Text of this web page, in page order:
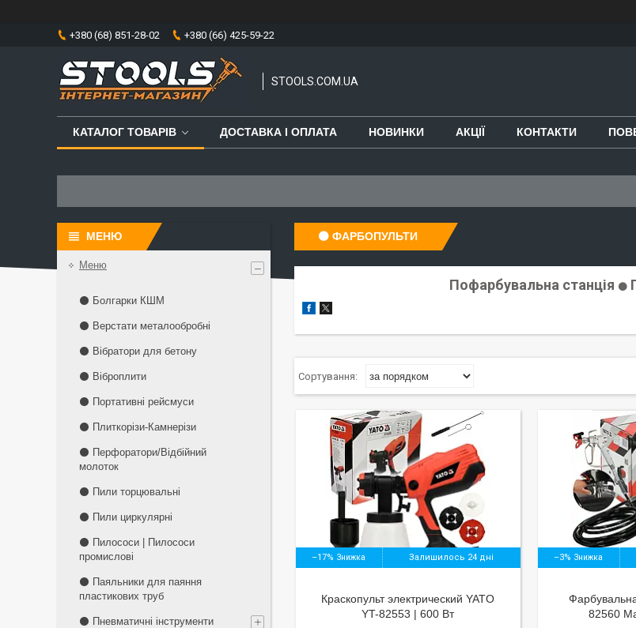
+380 (68) 851-28-02 +380 (66) 425-59-22
STOOLS.COM.UA
КАТАЛОГ ТОВАРІВ ДОСТАВКА І ОПЛАТА НОВИНКИ АКЦІЇ КОНТАКТИ
⚫ ФАРБОПУЛЬТИ
Пофарбувальна станція ⚫
–17% Залишилось 24 дні
Краскопульт электрический YATO
YT-82553 | 600 Вт
–3%
82560
Меню
⚫ Болгарки КШМ
⚫ Верстати металообробні
⚫ Вібратори для бетону
⚫ Віброплити
⚫ Портативні рейсмуси
⚫ Плиткорізи-Камнерізи
⚫ Перфоратори/Відбійний
молоток
⚫ Пили торцювальні
⚫ Пили циркулярні
⚫ Пилососи | Пилососи
промислові
⚫ Паяльники для паяння
пластикових труб
⚫ Пневматичні інструменти